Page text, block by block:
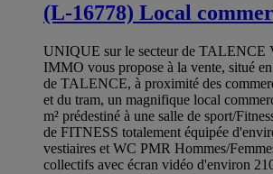
(L-16778) Local
UNIQUE sur le secteur de
IMMO vous propose à la vente, situé
de TALENCE, à proximité des
et du tram, un magnifique local
m² prédestiné à une salle de sport/
de FITNESS totalement équipée
vestiaires et WC PMR Hommes/
collectifs avec écran vidéo d'environ